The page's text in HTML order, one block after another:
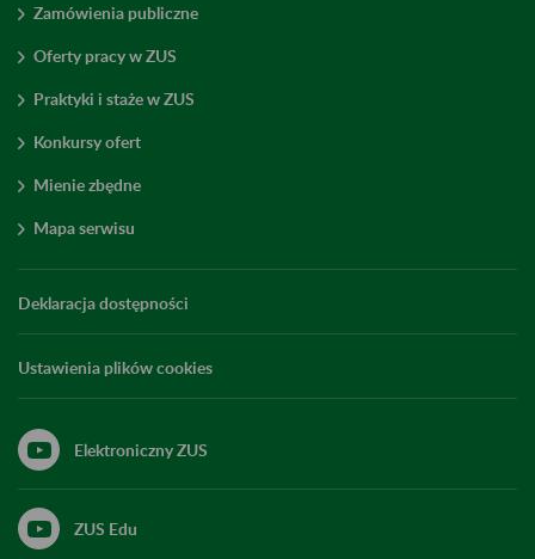
Zamówienia publiczne
Oferty pracy w ZUS
Praktyki i staże w ZUS
Konkursy ofert
Mienie zbędne
Mapa serwisu
Deklaracja dostępności
Ustawienia plików cookies
Elektroniczny ZUS
ZUS Edu